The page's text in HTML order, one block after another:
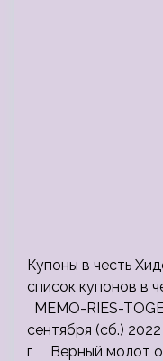
Купоны в честь
список купонов в
MEMO-RIES-
сентября (сб.)
г Верный молот